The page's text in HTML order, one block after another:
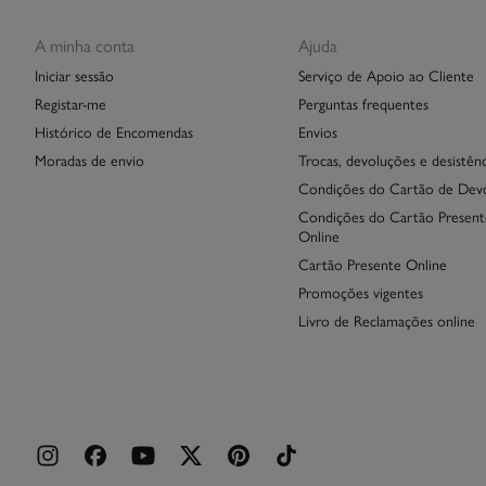
A minha conta
Iniciar sessão
Registar-me
Histórico de Encomendas
Moradas de envio
Ajuda
Serviço de Apoio ao Cliente
Perguntas frequentes
Envios
Trocas, devoluções e
Condições do Cartão de
Condições do Cartão
Online
Cartão Presente Online
Promoções vigentes
Livro de Reclamações online